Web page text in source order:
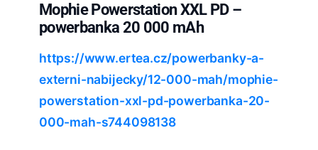
Mophie Powerstation XXL PD –
powerbanka 20 000 mAh
https://www.ertea.cz/powerbanky-a-
externi-nabijecky/12-000-mah/mophie-
powerstation-xxl-pd-powerbanka-20-
000-mah-s744098138